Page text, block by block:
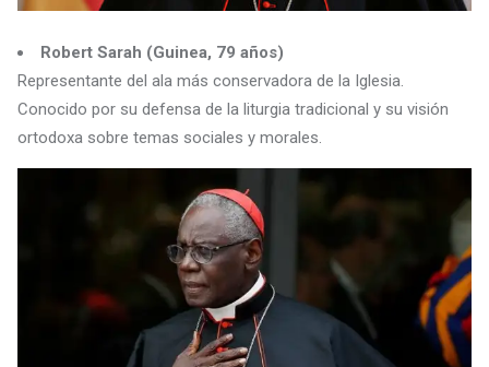
Robert Sarah (Guinea, 79 años)
Representante del ala más conservadora de la Iglesia.
Conocido por su defensa de la liturgia tradicional y su visión
ortodoxa sobre temas sociales y morales.